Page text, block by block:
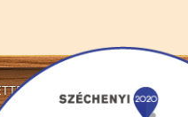
KONTAKT